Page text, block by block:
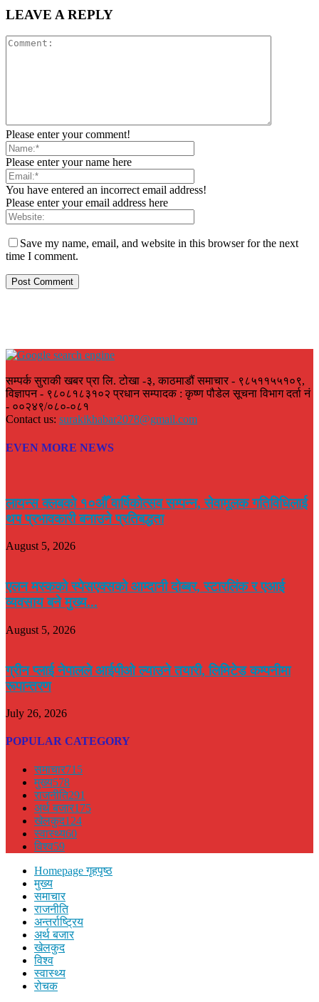
LEAVE A REPLY
Please enter your comment!
Please enter your name here
You have entered an incorrect email address!
Please enter your email address here
Save my name, email, and website in this browser for the next
time I comment.
सम्पर्क सुराकी खबर प्रा लि. टोखा -३, काठमाडौं समाचार - ९८५११५५१०९,
विज्ञापन - ९८०८१८३१०२ प्रधान सम्पादक : कृष्ण पौडेल सूचना विभाग दर्ता नं
- ००२४९/०८०-०८१
Contact us: surakikhabar2078@gmail.com
EVEN MORE NEWS
लायन्स क्लबको १०औँ वार्षिकोत्सव सम्पन्न, सेवामूलक गतिविधिलाई
थप प्रभावकारी बनाउने प्रतिबद्धता
August 5, 2026
एलन मस्कको स्पेसएक्सको आम्दानी दोब्बर, स्टारलिंक र एआई
व्यवसाय बने मुख्य...
August 5, 2026
ग्रीन प्लाई नेपालले आईपीओ ल्याउने तयारी, लिमिटेड कम्पनीमा
रूपान्तरण
July 26, 2026
POPULAR CATEGORY
समाचार715
मुख्य578
राजनीति291
अर्थ बजार175
खेलकुद124
स्वास्थ्य60
विश्व59
Homepage गृहपृष्ठ
मुख्य
समाचार
राजनीति
अन्तर्राष्ट्रिय
अर्थ बजार
खेलकुद
विश्व
स्वास्थ्य
रोचक